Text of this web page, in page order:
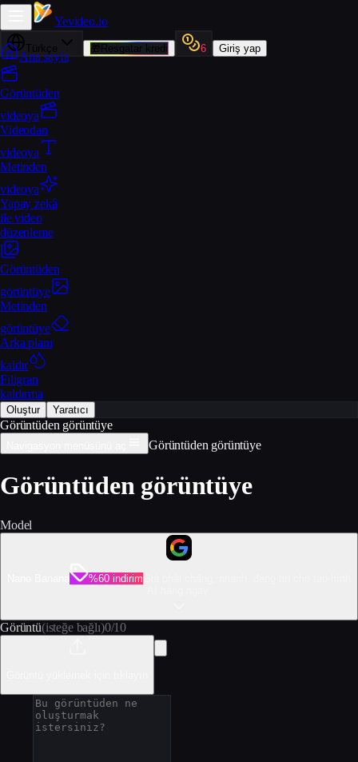
Yevideo.io
Türkçe 🎁Resgatar kredi 6 Giriş yap
Ana sayfa
Görüntüden
videoya
Videodan
videoya
Metinden
videoya
Yapay zekâ
ile video
düzenleme
Görüntüden
görüntüye
Metinden
görüntüye
Arka planı
kaldır
Filigran
kaldırma
Oluştur Yaratıcı
Görüntüden görüntüye
Görüntüden görüntüye
Görüntüden görüntüye
Model
%60 indirim
Görüntü(isteğe bağlı)0/10